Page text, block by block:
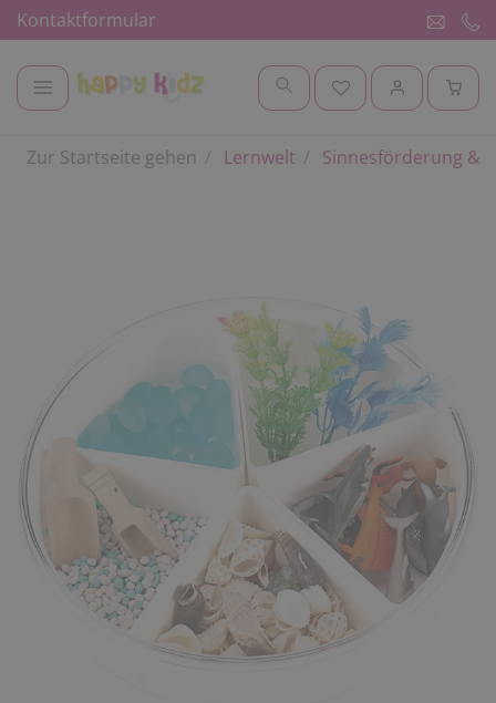
Kontaktformular
Zur Startseite gehen Lernwelt Sinnesförderung &